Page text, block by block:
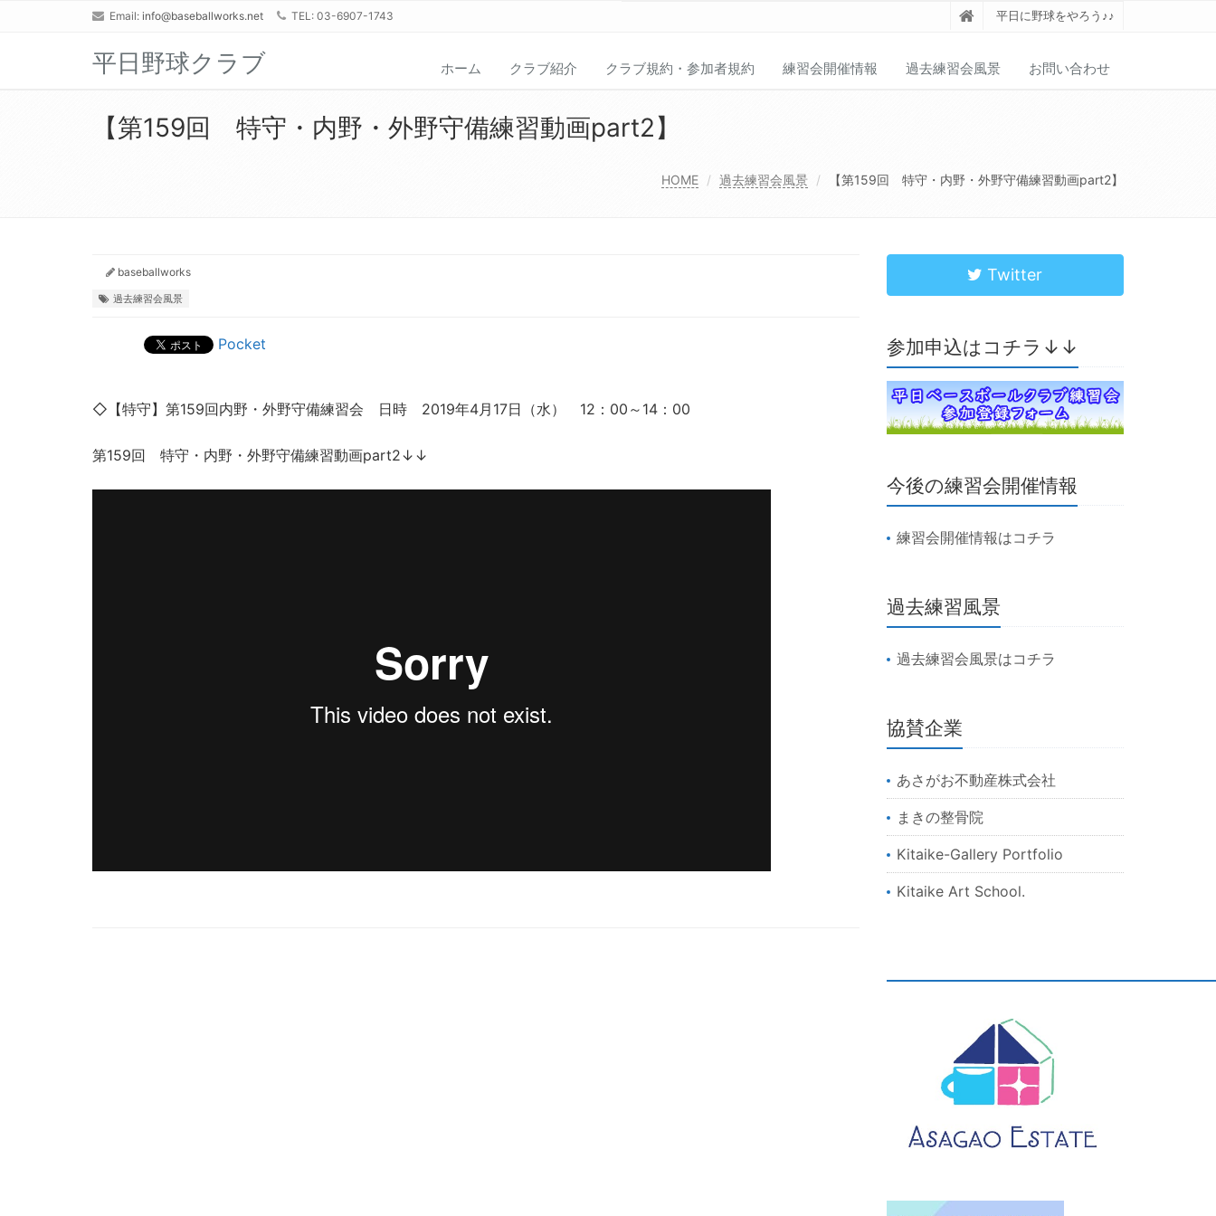
Email: info@baseballworks.net TEL: 03-6907-1743 平日に野球をやろう♪♪
平日野球クラブ ホーム クラブ紹介 クラブ規約・参加者規約 練習会開催情報 過去練習会風景 お問い合わせ
【第159回 特守・内野・外野守備練習動画part2】
HOME 過去練習会風景 【第159回 特守・内野・外野守備練習動画part2】
baseballworks
過去練習会風景
Pocket
◇【特守】第159回内野・外野守備練習会 日時 2019年4月17日（水） 12：00～14：00
第159回 特守・内野・外野守備練習動画part2↓↓
Twitter
参加申込はコチラ↓↓
今後の練習会開催情報
練習会開催情報はコチラ
過去練習風景
過去練習会風景はコチラ
協賛企業
あさがお不動産株式会社
まきの整骨院
Kitaike-Gallery Portfolio
Kitaike Art School.